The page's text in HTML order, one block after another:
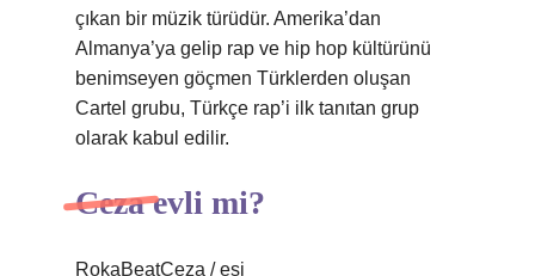
çıkan bir müzik türüdür. Amerika’dan
Almanya’ya gelip rap ve hip hop kültürünü
benimseyen göçmen Türklerden oluşan
Cartel grubu, Türkçe rap’i ilk tanıtan grup
olarak kabul edilir.
Ceza evli mi?
RokaBeatCeza / eşi